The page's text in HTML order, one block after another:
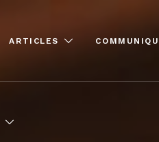
ARTICLES